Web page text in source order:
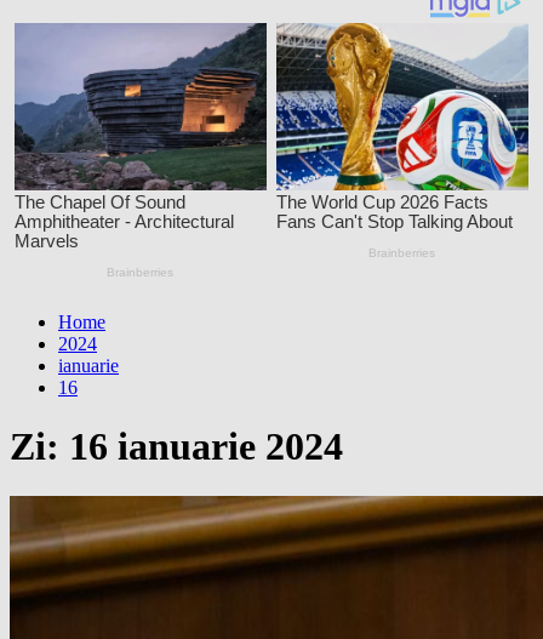
Home
2024
ianuarie
16
Zi: 16 ianuarie 2024